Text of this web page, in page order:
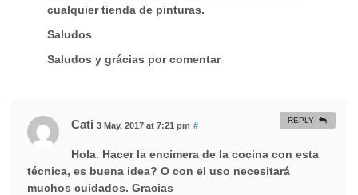
cualquier tienda de pinturas.
Saludos
Saludos y grácias por comentar
Cati 3 May, 2017 at 7:21 pm #
Hola. Hacer la encimera de la cocina con esta
técnica, es buena idea? O con el uso necesitará
muchos cuidados. Gracias
REPLY